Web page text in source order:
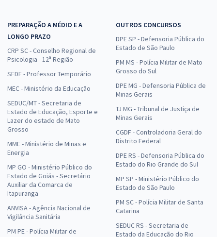
PREPARAÇÃO A MÉDIO E A
LONGO PRAZO
CRP SC - Conselho Regional de
Psicologia - 12ª Região
SEDF - Professor Temporário
MEC - Ministério da Educação
SEDUC/MT - Secretaria de
Estado de Educação, Esporte e
Lazer do estado de Mato
Grosso
MME - Ministério de Minas e
Energia
MP GO - Ministério Público do
Estado de Goiás - Secretário
Auxiliar da Comarca de
Itapuranga
ANVISA - Agência Nacional de
Vigilância Sanitária
PM PE - Polícia Militar de
OUTROS CONCURSOS
DPE SP - Defensoria Pública do
Estado de São Paulo
PM MS - Polícia Militar de Mato
Grosso do Sul
DPE MG - Defensoria Pública de
Minas Gerais
TJ MG - Tribunal de Justiça de
Minas Gerais
CGDF - Controladoria Geral do
Distrito Federal
DPE RS - Defensoria Pública do
Estado do Rio Grande do Sul
MP SP - Ministério Público do
Estado de São Paulo
PM SC - Polícia Militar de Santa
Catarina
SEDUC RS - Secretaria de
Estado da Educação do Rio